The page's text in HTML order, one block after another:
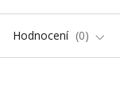
Hodnocení 0